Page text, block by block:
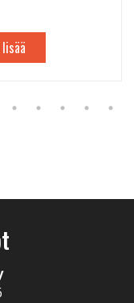
lisää